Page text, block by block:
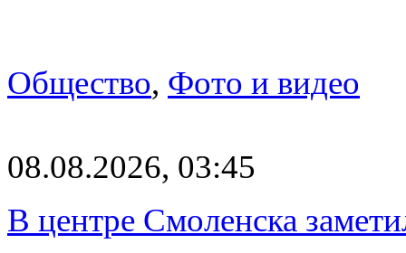
Общество, Фото и видео
08.08.2026, 03:45
В центре Смоленска